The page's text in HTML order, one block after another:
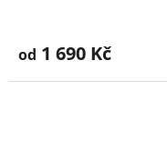
od 1 690 Kč